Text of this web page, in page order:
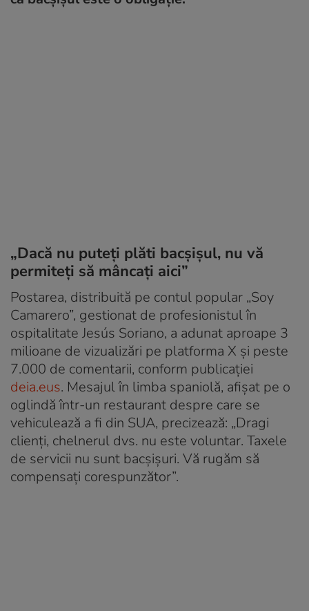
„Dacă nu puteți plăti bacșișul, nu vă
permiteți să mâncați aici”
Postarea, distribuită pe contul popular „Soy
Camarero”, gestionat de profesionistul în
ospitalitate Jesús Soriano, a adunat aproape 3
milioane de vizualizări pe platforma X și peste
7.000 de comentarii, conform publicației
deia.eus. Mesajul în limba spaniolă, afișat pe o
oglindă într-un restaurant despre care se
vehiculează a fi din SUA, precizează: „Dragi
clienți, chelnerul dvs. nu este voluntar. Taxele
de servicii nu sunt bacșișuri. Vă rugăm să
compensați corespunzător”.